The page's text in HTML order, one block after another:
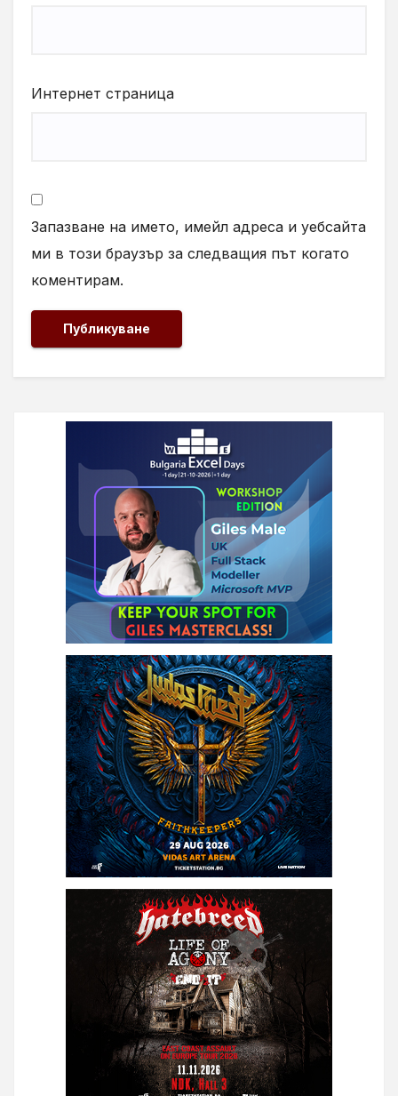
Интернет страница
Запазване на името, имейл адреса и уебсайта
ми в този браузър за следващия път когато
коментирам.